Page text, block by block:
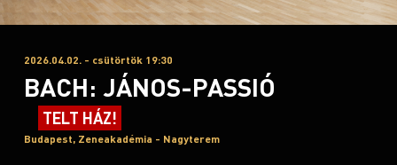
2026.04.02. - csütörtök 19:30
BACH: JÁNOS-PASSIÓ
TELT HÁZ!
Budapest, Zeneakadémia - Nagyterem